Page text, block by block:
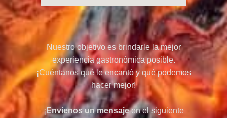
Nuestro objetivo es brindarle la mejor
experiencia gastronómica posible.
¡Cuéntanos qué le encantó y qué podemos
hacer mejor!
¡Envíenos un mensajeen el siguiente